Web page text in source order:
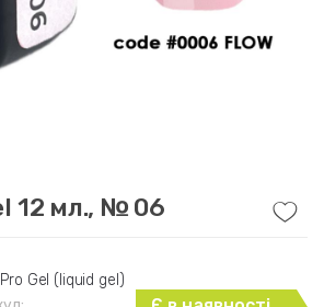
12 мл., № 06
Pro Gel (liquid gel)